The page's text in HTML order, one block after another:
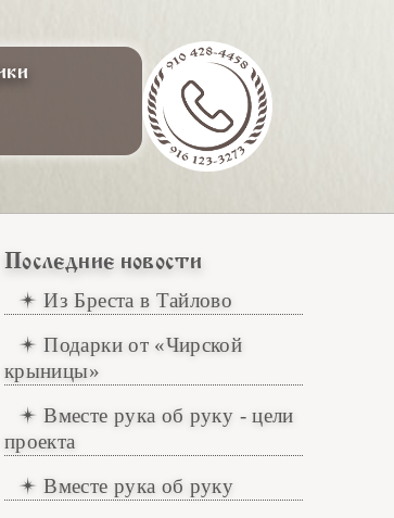
Последние новости
Из Бреста в Тайлово
Подарки от «Чирской
крыницы»
Вместе рука об руку - цели
проекта
Вместе рука об руку